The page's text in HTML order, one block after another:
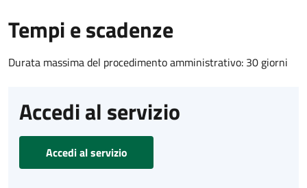
Tempi e scadenze
Durata massima del procedimento amministrativo: 30 giorni
Accedi al servizio
Accedi al servizio